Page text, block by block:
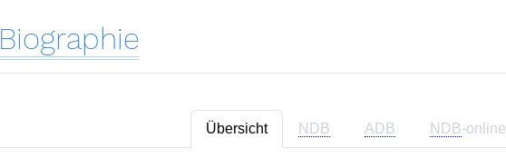
Biographie
Übersicht NDB ADB NDB-online